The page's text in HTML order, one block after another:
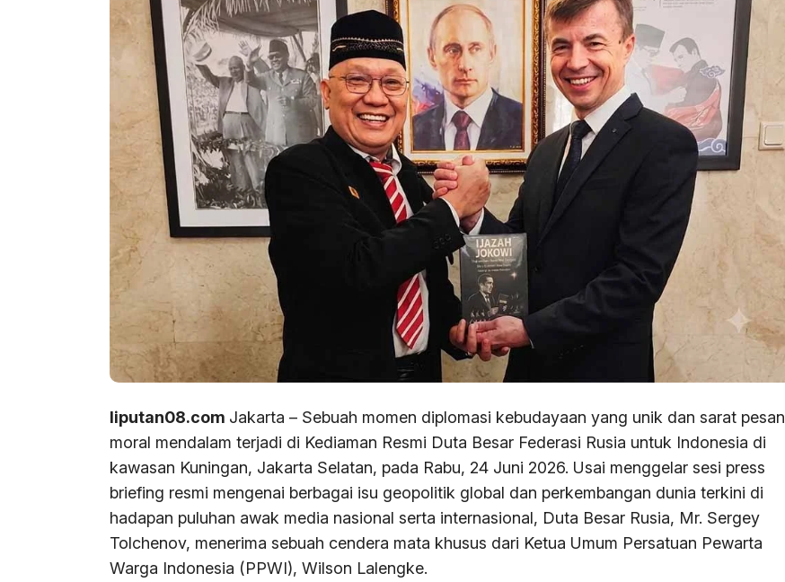
liputan08.com Jakarta – Sebuah momen diplomasi kebudayaan yang unik dan sarat pesan
moral mendalam terjadi di Kediaman Resmi Duta Besar Federasi Rusia untuk Indonesia di
kawasan Kuningan, Jakarta Selatan, pada Rabu, 24 Juni 2026. Usai menggelar sesi press
briefing resmi mengenai berbagai isu geopolitik global dan perkembangan dunia terkini di
hadapan puluhan awak media nasional serta internasional, Duta Besar Rusia, Mr. Sergey
Tolchenov, menerima sebuah cendera mata khusus dari Ketua Umum Persatuan Pewarta
Warga Indonesia (PPWI), Wilson Lalengke.